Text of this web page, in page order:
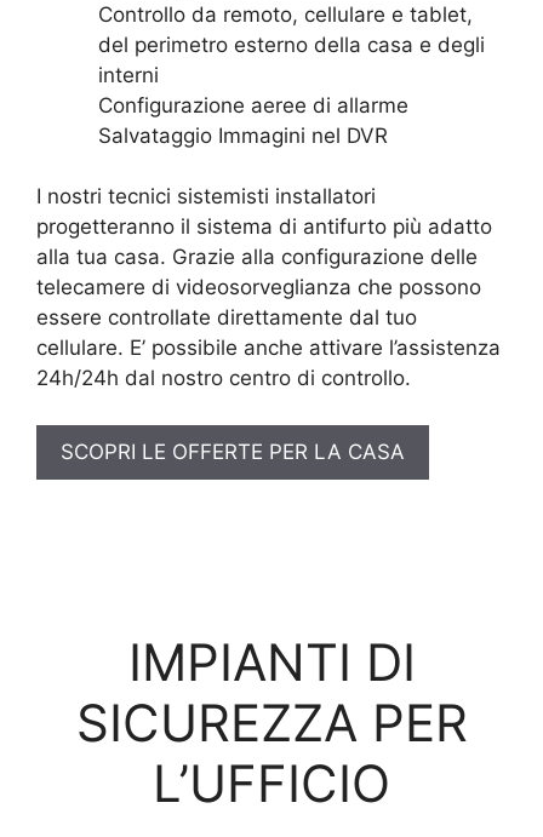
Controllo da remoto, cellulare e tablet,
del perimetro esterno della casa e degli
interni
Configurazione aeree di allarme
Salvataggio Immagini nel DVR
I nostri tecnici sistemisti installatori
progetteranno il sistema di antifurto più adatto
alla tua casa. Grazie alla configurazione delle
telecamere di videosorveglianza che possono
essere controllate direttamente dal tuo
cellulare. E’ possibile anche attivare l’assistenza
24h/24h dal nostro centro di controllo.
SCOPRI LE OFFERTE PER LA CASA
IMPIANTI DI
SICUREZZA PER
L’UFFICIO